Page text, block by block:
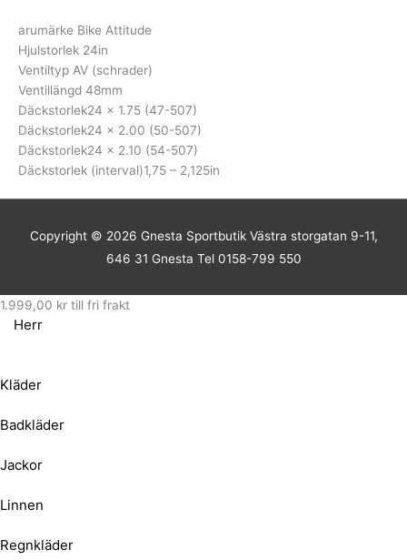
arumärke Bike Attitude
Hjulstorlek 24in
Ventiltyp AV (schrader)
Ventillängd 48mm
Däckstorlek24 x 1.75 (47-507)
Däckstorlek24 x 2.00 (50-507)
Däckstorlek24 x 2.10 (54-507)
Däckstorlek (interval)1,75 – 2,125in
Copyright © 2026 Gnesta SportbutikVästra storgatan 9-11,
646 31 Gnesta Tel 0158-799 550
1.999,00 kr till fri frakt
Herr
Kläder
Badkläder
Jackor
Linnen
Regnkläder